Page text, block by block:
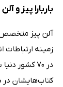
باربارا پیز و
آلن پیز متخصص
زمینه
در 70 کشور